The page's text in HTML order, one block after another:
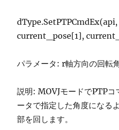
current_pose[1],
パラメータ: r軸方向の回転
説明: MOVJモードでPTPコ
ータで指定した角度になる
部を回します。